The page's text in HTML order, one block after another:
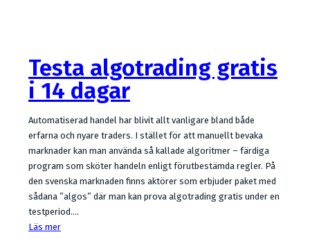
Testa algotrading gratis
i 14 dagar
Automatiserad handel har blivit allt vanligare bland både
erfarna och nyare traders. I stället för att manuellt bevaka
marknader kan man använda så kallade algoritmer – färdiga
program som sköter handeln enligt förutbestämda regler. På
den svenska marknaden finns aktörer som erbjuder paket med
sådana ”algos” där man kan prova algotrading gratis under en
testperiod.…
Läs mer